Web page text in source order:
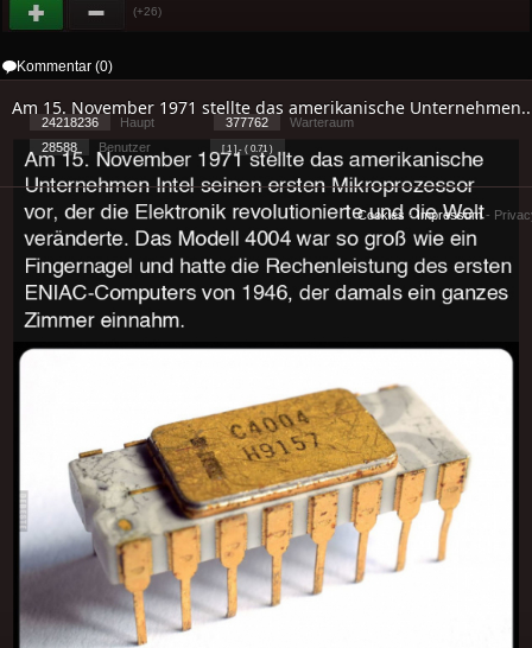
(+26)
Kommentar (0)
Am 15. November 1971 stellte das amerikanische Unternehmen..
24218236 Haupt 377762
Warteraum
28588
Benutzer [ 1 ] - ( 0.71 )
Cookies -Impressum-